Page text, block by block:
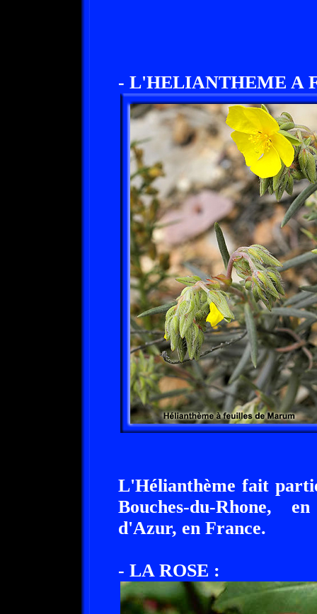
- L'HELIANTHEME A
L'Hélianthème fait
Bouches-du-Rhone,
d'Azur, en France.
- LA ROSE :